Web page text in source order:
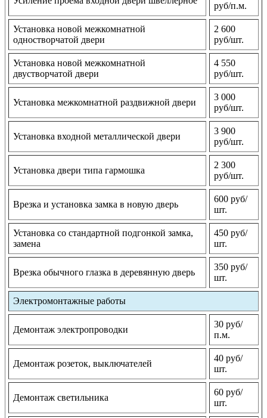
руб/п.м.
Установка новой межкомнатной
одностворчатой двери
2 600
руб/шт.
Установка новой межкомнатной
двустворчатой двери
4 550
руб/шт.
Установка межкомнатной раздвижной двери
3 000
руб/шт.
Установка входной металлической двери
3 900
руб/шт.
Установка двери типа гармошка
2 300
руб/шт.
Врезка и установка замка в новую дверь
600 руб/
шт.
Установка со стандартной подгонкой замка,
замена
450 руб/
шт.
Врезка обычного глазка в деревянную дверь
350 руб/
шт.
Электромонтажные работы
Демонтаж электропроводки
30 руб/
п.м.
Демонтаж розеток, выключателей
40 руб/
шт.
Демонтаж светильника
60 руб/
шт.